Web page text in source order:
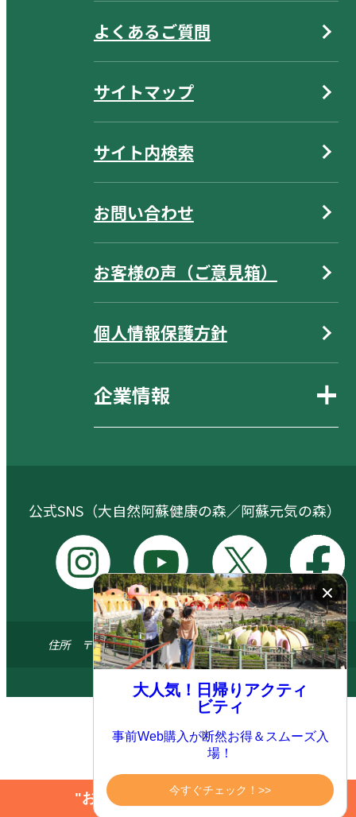
よくあるご質問
サイトマップ
サイト内検索
お問い合わせ
お客様の声（ご意見箱）
個人情報保護方針
企業情報
公式SNS（大自然阿蘇健康の森／阿蘇元気の森）
s
g
Y
o
u
t
u
b
X
F
a
c
e
o
k
住所 〒869-1404 熊本県阿蘇郡南阿蘇村河陽5579-3
© 2024 ASO FARM LAND All.right reserved
"お得にアクティビティを楽しむ"
大人気！日帰りアクティ
ビティ
事前Web購入が断然お得＆スムーズ入
場！
今すぐチェック！>>